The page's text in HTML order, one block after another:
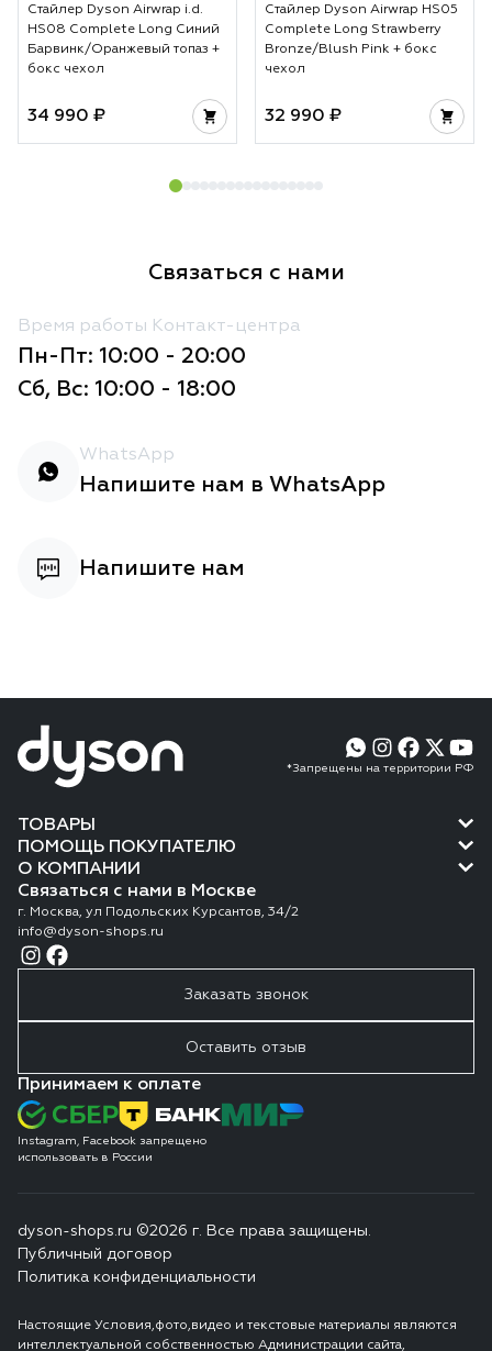
Стайлер Dyson Airwrap i.d.
HS08 Complete Long Синий
Барвинк/Оранжевый топаз +
бокс чехол
34 990 ₽
Стайлер Dyson Airwrap HS05
Complete Long Strawberry
Bronze/Blush Pink + бокс
чехол
32 990 ₽
Связаться с нами
Время работы Контакт-центра
Пн-Пт: 10:00 - 20:00
Сб, Вс: 10:00 - 18:00
WhatsApp
Напишите нам в WhatsApp
Напишите нам
*Запрещены на территории РФ
ТОВАРЫ
ПОМОЩЬ ПОКУПАТЕЛЮ
О КОМПАНИИ
Связаться с нами в Москве
г. Москва, ул Подольских Курсантов, 34/2
info@dyson-shops.ru
Заказать звонок
Оставить отзыв
Принимаем к оплате
Instagram, Facebook запрещено
использовать в России
dyson-shops.ru ©2026 г. Все права защищены.
Публичный договор
Политика конфиденциальности
Настоящие Условия,фото,видео и текстовые материалы являются
интеллектуальной собственностью Администрации сайта,